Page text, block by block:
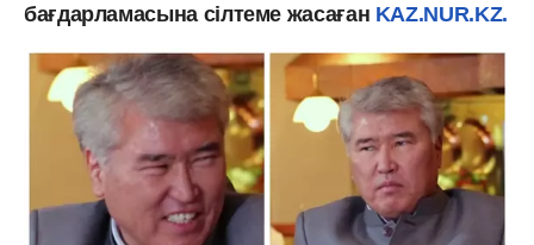
бағдарламасына сілтеме жасаған KAZ.NUR.KZ.